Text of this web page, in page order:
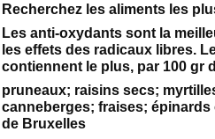
Recherchez les aliments les
Les anti-oxydants sont la
les effets des radicaux libres.
contiennent le plus, par 100 gr
pruneaux; raisins secs;
canneberges; fraises;
de Bruxelles